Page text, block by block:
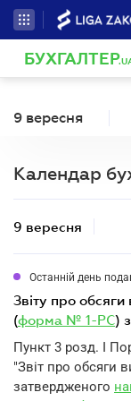
БУХГАЛТЕР
9 вересня
Календар
9 вересня
Останній день
звіту про обсяги виробництва та реалізації спирту
(форма № 1-РС)
Пункт 3 розд. I
"Звіт про обсяги
затвердженого